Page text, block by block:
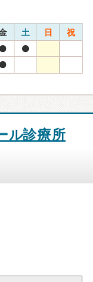
土 日 祝
ル診療所